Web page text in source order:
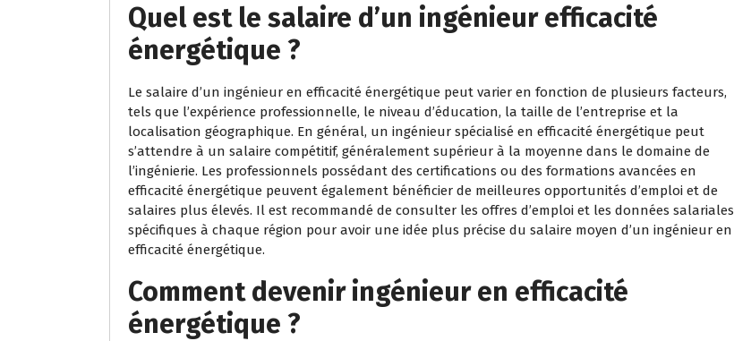
Quel est le salaire d’un ingénieur efficacité
énergétique ?
Le salaire d’un ingénieur en efficacité énergétique peut varier en fonction de plusieurs facteurs,
tels que l’expérience professionnelle, le niveau d’éducation, la taille de l’entreprise et la
localisation géographique. En général, un ingénieur spécialisé en efficacité énergétique peut
s’attendre à un salaire compétitif, généralement supérieur à la moyenne dans le domaine de
l’ingénierie. Les professionnels possédant des certifications ou des formations avancées en
efficacité énergétique peuvent également bénéficier de meilleures opportunités d’emploi et de
salaires plus élevés. Il est recommandé de consulter les offres d’emploi et les données salariales
spécifiques à chaque région pour avoir une idée plus précise du salaire moyen d’un ingénieur en
efficacité énergétique.
Comment devenir ingénieur en efficacité
énergétique ?